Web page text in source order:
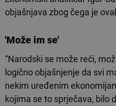
objašnjava zbog čega je
'Može im se'
“Narodski se može reći,
logično objašnjenje da svi
nekim uređenim
kojima se to sprječava, bilo